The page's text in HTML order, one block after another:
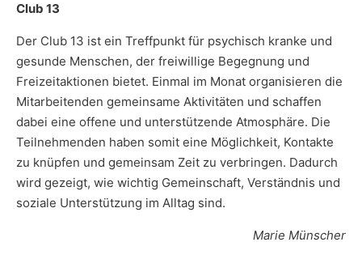
Club 13
Der Club 13 ist ein Treffpunkt für psychisch kranke und
gesunde Menschen, der freiwillige Begegnung und
Freizeitaktionen bietet. Einmal im Monat organisieren die
Mitarbeitenden gemeinsame Aktivitäten und schaffen
dabei eine offene und unterstützende Atmosphäre. Die
Teilnehmenden haben somit eine Möglichkeit, Kontakte
zu knüpfen und gemeinsam Zeit zu verbringen. Dadurch
wird gezeigt, wie wichtig Gemeinschaft, Verständnis und
soziale Unterstützung im Alltag sind.
Marie Münscher